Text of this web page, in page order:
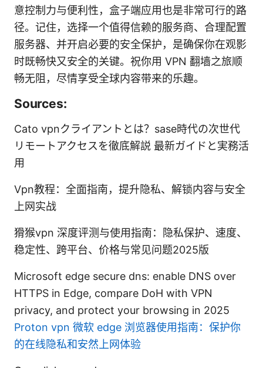
意控制力与便利性，盒子端应用也是非常可行的路
径。记住，选择一个值得信赖的服务商、合理配置
服务器、并开启必要的安全保护，是确保你在观影
时既畅快又安全的关键。祝你用 VPN 翻墙之旅顺
畅无阻，尽情享受全球内容带来的乐趣。
Sources:
Cato vpnクライアントとは？sase時代の次世代
リモートアクセスを徹底解説 最新ガイドと実務活
用
Vpn教程：全面指南，提升隐私、解锁内容与安全
上网实战
猾猴vpn 深度评测与使用指南：隐私保护、速度、
稳定性、跨平台、价格与常见问题2025版
Microsoft edge secure dns: enable DNS over
HTTPS in Edge, compare DoH with VPN
privacy, and protect your browsing in 2025
Proton vpn 微软 edge 浏览器使用指南：保护你
的在线隐私和安然上网体验